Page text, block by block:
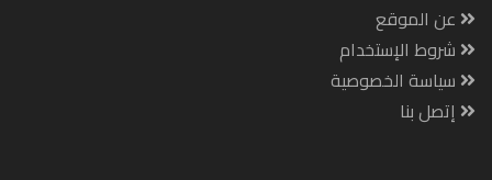
عن الموقع
شروط الإستخدام
سياسة الخصوصية
إتصل بنا